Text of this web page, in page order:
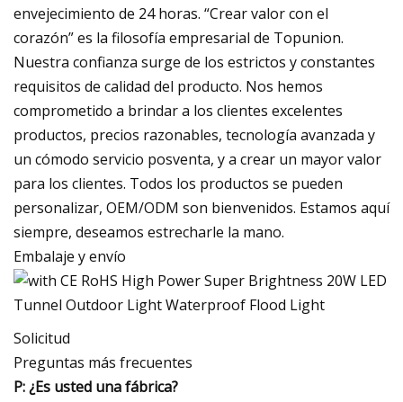
envejecimiento de 24 horas. “Crear valor con el
corazón” es la filosofía empresarial de Topunion.
Nuestra confianza surge de los estrictos y constantes
requisitos de calidad del producto. Nos hemos
comprometido a brindar a los clientes excelentes
productos, precios razonables, tecnología avanzada y
un cómodo servicio posventa, y a crear un mayor valor
para los clientes. Todos los productos se pueden
personalizar, OEM/ODM son bienvenidos. Estamos aquí
siempre, deseamos estrecharle la mano.
Embalaje y envío
Solicitud
Preguntas más frecuentes
P: ¿Es usted una fábrica?